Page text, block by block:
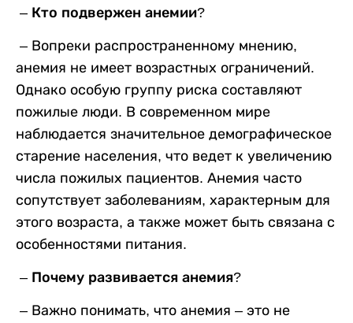
– Кто подвержен анемии?
– Вопреки распространенному мнению,
анемия не имеет возрастных ограничений.
Однако особую группу риска составляют
пожилые люди. В современном мире
наблюдается значительное демографическое
старение населения, что ведет к увеличению
числа пожилых пациентов. Анемия часто
сопутствует заболеваниям, характерным для
этого возраста, а также может быть связана с
особенностями питания.
– Почему развивается анемия?
– Важно понимать, что анемия – это не